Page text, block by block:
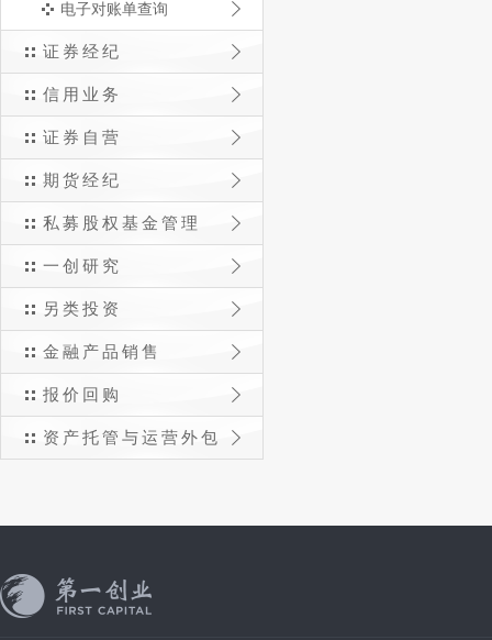
电子对账单查询
证券经纪
信用业务
证券自营
期货经纪
私募股权基金管理
一创研究
另类投资
金融产品销售
报价回购
资产托管与运营外包